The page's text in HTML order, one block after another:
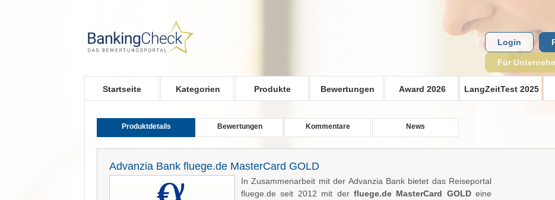
Startseite Kategorien Produkte Bewertungen Award 2026 LangZeitTest 2025
Login
Für
Produktdetails Bewertungen Kommentare News
Advanzia Bank fluege.de MasterCard GOLD
In Zusammenarbeit mit der Advanzia Bank bietet das Reiseportal
fluege.de seit 2012 mit der fluege.de MasterCard GOLDeine